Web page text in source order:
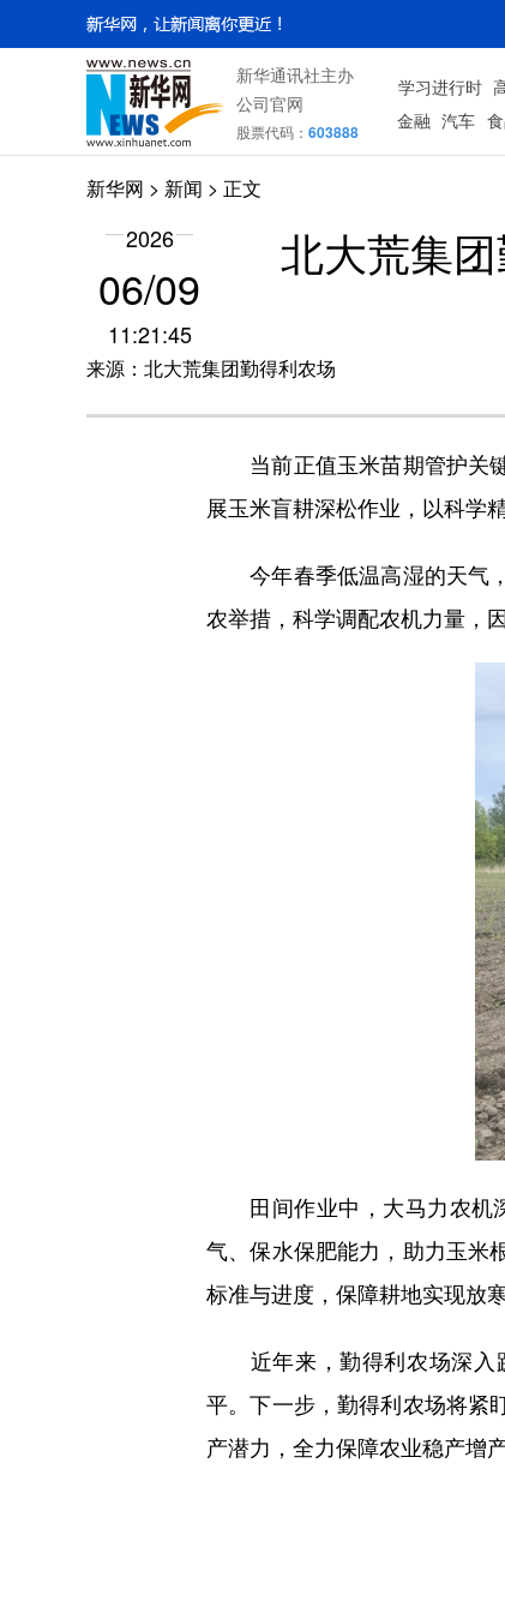
新华通讯社主办
公司官网
股票代码： 603888
学习进行时
金融 汽车
新华网 > 新闻 > 正文
2026
06/09
11:21:45
来源：北大荒集团勤得利农场
北大荒集
当前正值玉米苗期管护关键
展玉米盲耕深松作业，以科学
今年春季低温高湿的天气，
农举措，科学调配农机力量，
田间作业中，大马力农机
气、保水保肥能力，助力玉米
标准与进度，保障耕地实现放
近年来，勤得利农场深入
平。下一步，勤得利农场将紧
产潜力，全力保障农业稳产增